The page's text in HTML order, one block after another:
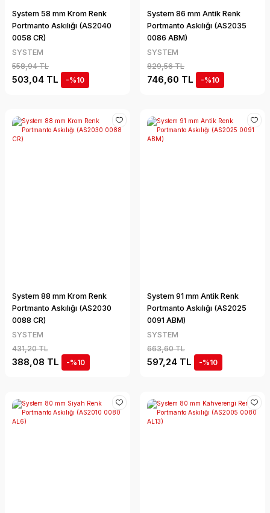
System 58 mm Krom Renk
Portmanto Askılığı (AS2040
0058 CR)
SYSTEM
558,94 TL
503,04 TL -%10
System 86 mm Antik Renk
Portmanto Askılığı (AS2035
0086 ABM)
SYSTEM
829,56 TL
746,60 TL -%10
System 88 mm Krom Renk
Portmanto Askılığı (AS2030
0088 CR)
SYSTEM
431,20 TL
388,08 TL -%10
System 91 mm Antik Renk
Portmanto Askılığı (AS2025
0091 ABM)
SYSTEM
663,60 TL
597,24 TL -%10